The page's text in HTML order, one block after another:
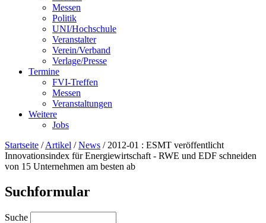
Messen
Politik
UNI/Hochschule
Veranstalter
Verein/Verband
Verlage/Presse
Termine
FVI-Treffen
Messen
Veranstaltungen
Weitere
Jobs
Startseite /Artikel /News / 2012-01 : ESMT veröffentlicht
Innovationsindex für Energiewirtschaft - RWE und EDF schneiden
von 15 Unternehmen am besten ab
Suchformular
Suche